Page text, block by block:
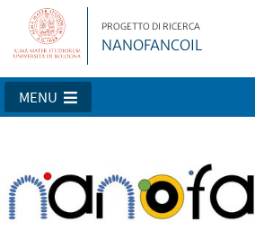
PROGETTO DI RICERCA
NANOFANCOIL
MENU